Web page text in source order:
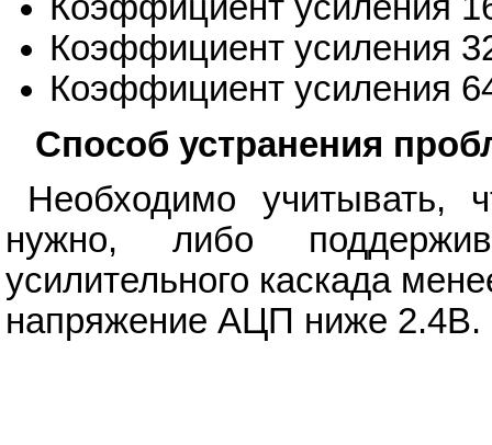
Коэффициент усиления
Коэффициент усиления
Коэффициент усиления
Способ устранения
Необходимо учитывать,
нужно, либо
усилительного каскада
напряжение АЦП ниже 2.4В.